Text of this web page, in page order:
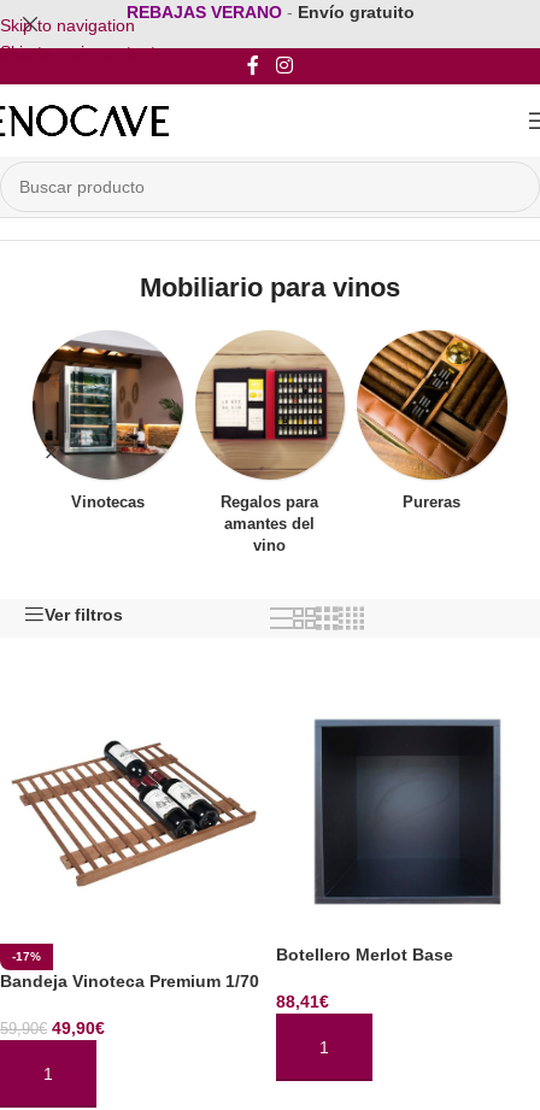
Skip to navigation
Skip to main content
REBAJAS VERANO - Envío gratuito
Inicio/Mobiliario para vinos
Mobiliario para vinos
Vinotecas
Regalos para
amantes del
vino
Pureras
Ver filtros
-17%
Bandeja Vinoteca Premium 1/70
59,90€ 49,90€
AÑADIR AL CARRITO
Botellero Merlot Base
88,41€
AÑADIR AL CARRITO